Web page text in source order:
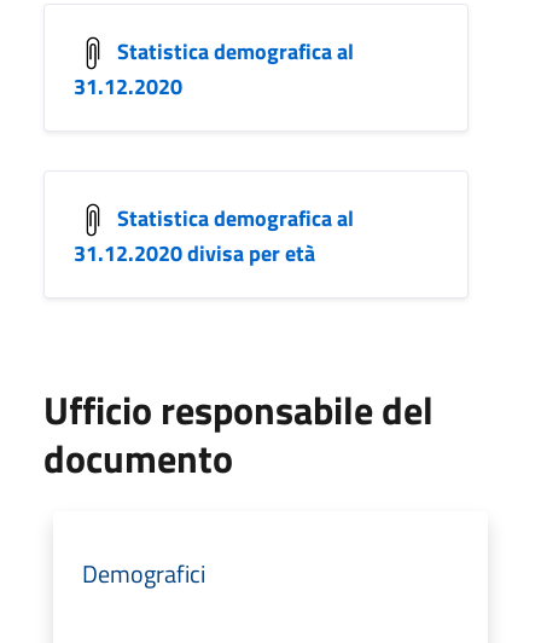
Statistica demografica al
31.12.2020
Statistica demografica al
31.12.2020 divisa per età
Ufficio responsabile del
documento
Demografici